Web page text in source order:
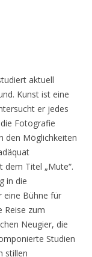
aktuell
Kunst ist eine
er jedes
Fotografie
den Möglichkeiten
dem Titel „Mute“.
in die
eine Bühne für
Reise zum
Neugier, die
Studien
stillen